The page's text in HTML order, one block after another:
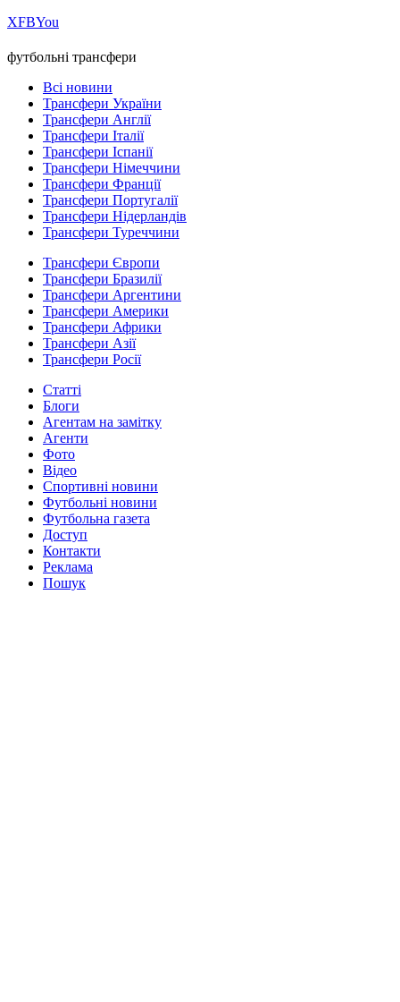
ХFBYou
футбольні трансфери
Всі новини
Трансфери України
Трансфери Англії
Трансфери Італії
Трансфери Іспанії
Трансфери Німеччини
Трансфери Франції
Трансфери Португалії
Трансфери Нідерландів
Трансфери Туреччини
Трансфери Європи
Трансфери Бразилії
Трансфери Аргентини
Трансфери Америки
Трансфери Африки
Трансфери Азії
Трансфери Росії
Статті
Блоги
Агентам на замітку
Агенти
Фото
Відео
Спортивні новини
Футбольні новини
Футбольна газета
Доступ
Контакти
Реклама
Пошук